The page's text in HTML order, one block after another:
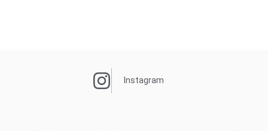
Instagram